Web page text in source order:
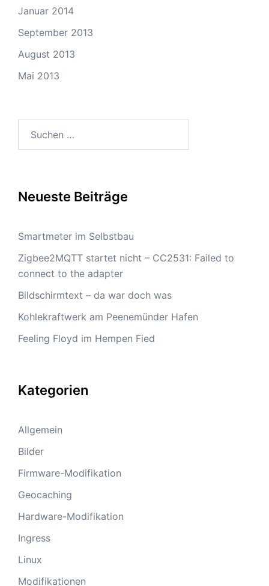
Januar 2014
September 2013
August 2013
Mai 2013
Neueste Beiträge
Smartmeter im Selbstbau
Zigbee2MQTT startet nicht – CC2531: Failed to
connect to the adapter
Bildschirmtext – da war doch was
Kohlekraftwerk am Peenemünder Hafen
Feeling Floyd im Hempen Fied
Kategorien
Allgemein
Bilder
Firmware-Modifikation
Geocaching
Hardware-Modifikation
Ingress
Linux
Modifikationen